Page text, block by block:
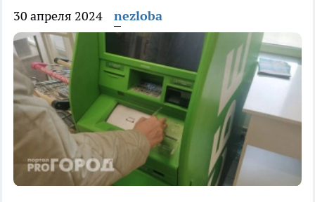
30 апреля 2024 nezloba